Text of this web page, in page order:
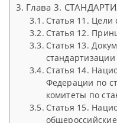
Глава 3.
Статья 11. Цели
Статья 12.
Статья 13.
стандартизации
Статья 14.
Федерации по
комитеты по
Статья 15.